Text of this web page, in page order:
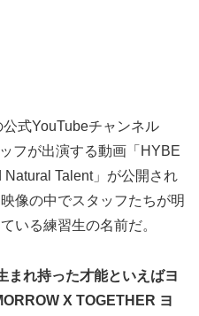
式YouTubeチャンネル
フが出演する動画「HYBE
Talent」が公開され
像の中でスタッフたちが明
いる練習生の名前だ。
まれ持った才能といえばヨ
X TOGETHER ヨ